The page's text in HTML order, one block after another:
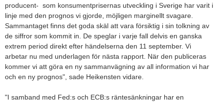
producent- som konsumentprisernas utveckling i Sverige har varit i
linje med den prognos vi gjorde, möjligen marginellt svagare.
Sammantaget finns det goda skäl att vara försiktig i sin tolkning av
de siffror som kommit in. De speglar i varje fall delvis en ganska
extrem period direkt efter händelserna den 11 september. Vi
arbetar nu med underlagen för nästa rapport. När den publiceras
kommer vi att göra en ny sammanvägning av all information vi har
och en ny prognos", sade Heikensten vidare.
"I samband med Fed:s och ECB:s räntesänkningar har en